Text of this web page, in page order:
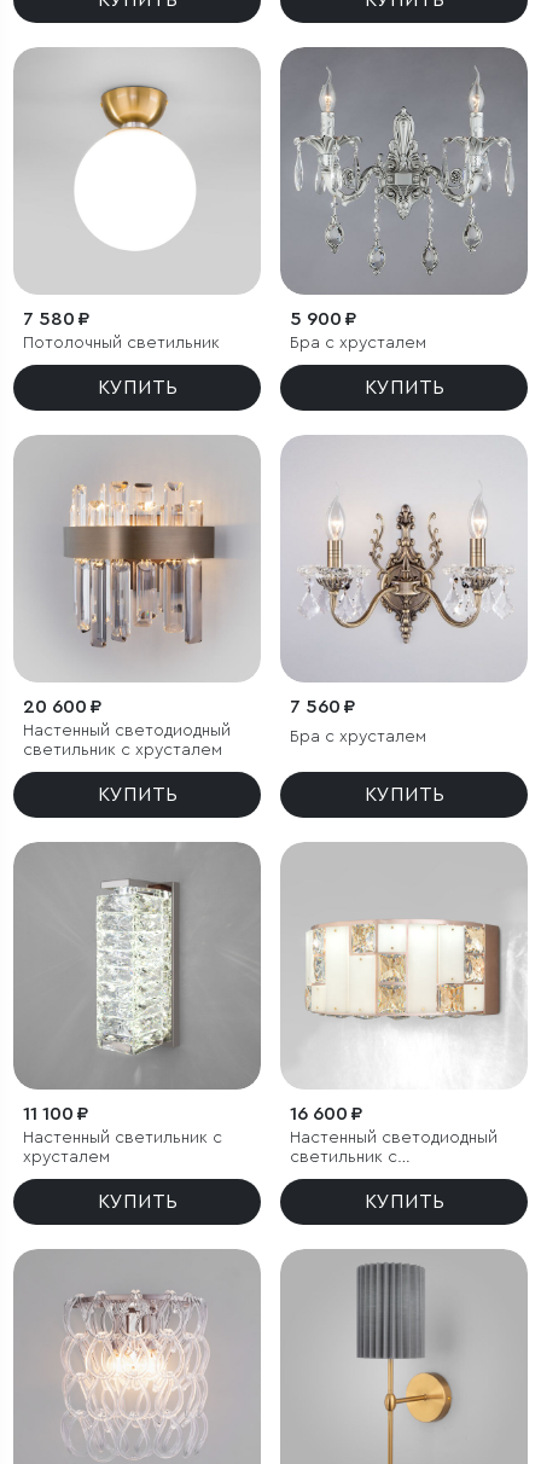
7 580 ₽
Потолочный светильник
КУПИТЬ
5 900 ₽
Бра с хрусталем
КУПИТЬ
20 600 ₽
Настенный светодиодный
светильник с хрусталем
КУПИТЬ
7 560 ₽
Бра с хрусталем
КУПИТЬ
11 100 ₽
Настенный светильник с
хрусталем
КУПИТЬ
16 600 ₽
Настенный cветодиодный
светильник с
регулировкой цветовой
температурыКУПИТЬ